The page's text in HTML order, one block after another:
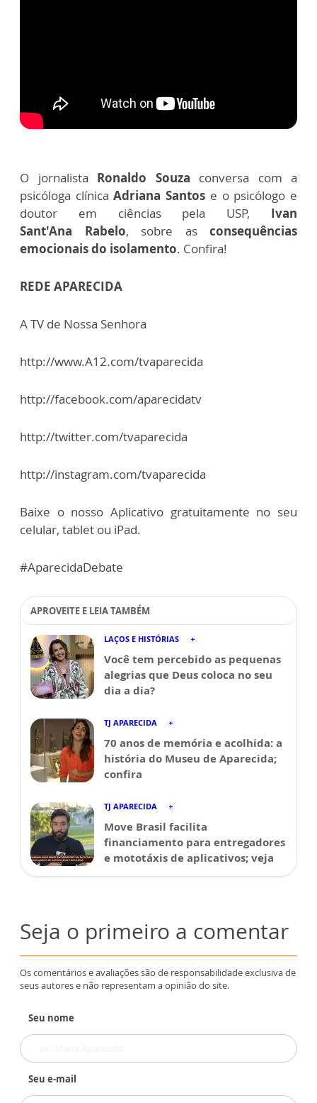
O jornalista Ronaldo Souza conversa com a
psicóloga clínicaAdriana Santos e o psicólogo e
doutor em ciências pela USP, Ivan
Sant'Ana
Rabelo, sobre as consequências
emocionais do isolamento. Confira!
REDE APARECIDA
A TV de Nossa Senhora
http://www.A12.com/tvaparecida
http://facebook.com/aparecidatv
http://twitter.com/tvaparecida
http://instagram.com/tvaparecida
Baixe o nosso Aplicativo gratuitamente no seu
celular, tablet ou iPad.
#AparecidaDebate
APROVEITE E LEIA TAMBÉM
LAÇOS E HISTÓRIAS
Você tem percebido as pequenas
alegrias que Deus coloca no seu
dia a dia?
TJ APARECIDA
70 anos de memória e acolhida: a
história do Museu de Aparecida;
confira
TJ APARECIDA
Move Brasil facilita
financiamento para entregadores
e mototáxis de aplicativos; veja
Seja o primeiro a comentar
Os comentários e avaliações são de responsabilidade exclusiva de
seus autores e não representam a opinião do site.
Seu nome
Seu e-mail